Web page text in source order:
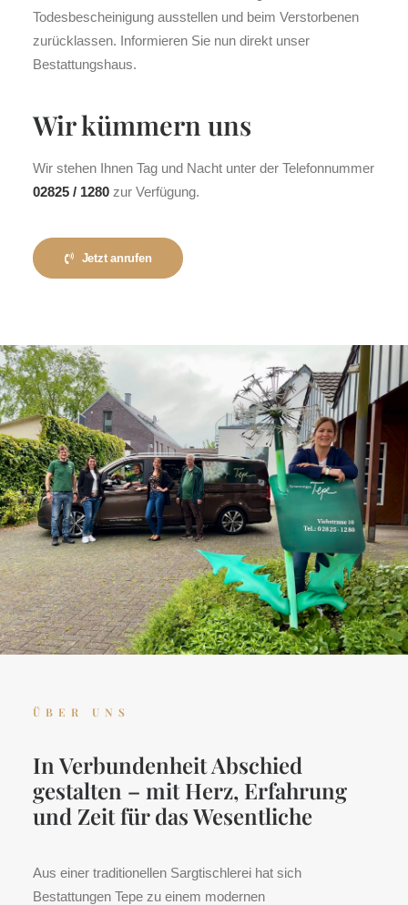
Todesbescheinigung ausstellen und beim Verstorbenen
zurücklassen. Informieren Sie nun direkt unser
Bestattungshaus.
Wir kümmern uns
Wir stehen Ihnen Tag und Nacht unter der Telefonnummer
02825 / 1280 zur Verfügung.
Jetzt anrufen
ÜBER UNS
In Verbundenheit Abschied
gestalten – mit Herz, Erfahrung
und Zeit für das Wesentliche
Aus einer traditionellen Sargtischlerei hat sich
Bestattungen Tepe zu einem modernen